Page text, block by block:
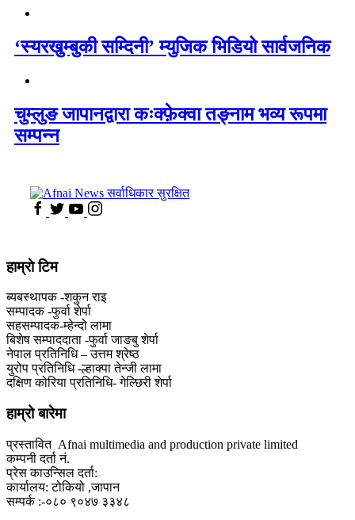
‘स्यरखुम्बुकी सम्दिनी’ म्युजिक भिडियो सार्वजनिक
चुम्लुङ जापानद्वारा कःक्फ़ेक्वा तङ्नाम भव्य रूपमा
सम्पन्न
हाम्राे टिम
ब्यबस्थापक -शकुन राइ
सम्पादक -फुर्वा शेर्पा
सहसम्पादक-म्हेन्दो लामा
‍बिशेष सम्पाददाता -फुर्वा जा‌ङबु शेर्पा
नेपाल प्रतिनिधि – उत्तम श्रेष्ठ
युरोप प्रतिनिधि -ल्हाक्पा तेन्जी लामा
दक्षिण कोरिया प्रतिनिधि- गेल्छिरी शेर्पा
हाम्रो बारेमा
प्रस्तावित Afnai multimedia and production private limited
कम्पनी दर्ता नं.
प्रेस काउन्सिल दर्ता:
कार्यालय: टोकियो ,जापान
सम्पर्क :-०८० ९०४७ ३३४८